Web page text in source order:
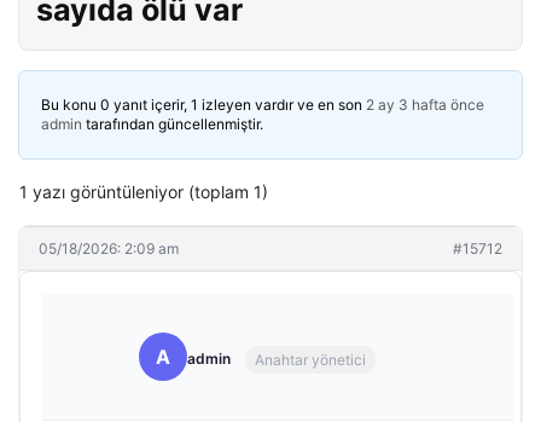
sayıda ölü var
Bu konu 0 yanıt içerir, 1 izleyen vardır ve en son 2 ay 3 hafta önce
admin tarafından güncellenmiştir.
1 yazı görüntüleniyor (toplam 1)
05/18/2026: 2:09 am #15712
A admin Anahtar yönetici